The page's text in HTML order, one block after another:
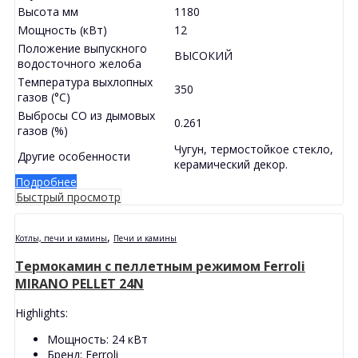
Высота мм
1180
Мощность (кВт)
12
Положение выпускного
водосточного желоба
ВЫСОКИЙ
Температура выхлопных
газов (°C)
350
Выбросы CO из дымовых
газов (%)
0.261
Другие особенности
Чугун, термостойкое стекло,
керамический декор.
Подробнее
Быстрый просмотр
Котлы, печи и камины, Печи и камины
Термокамин с пеллетным режимом Ferroli
MIRANO PELLET 24N
Highlights:
Мощность: 24 кВт
Бренд: Ferroli